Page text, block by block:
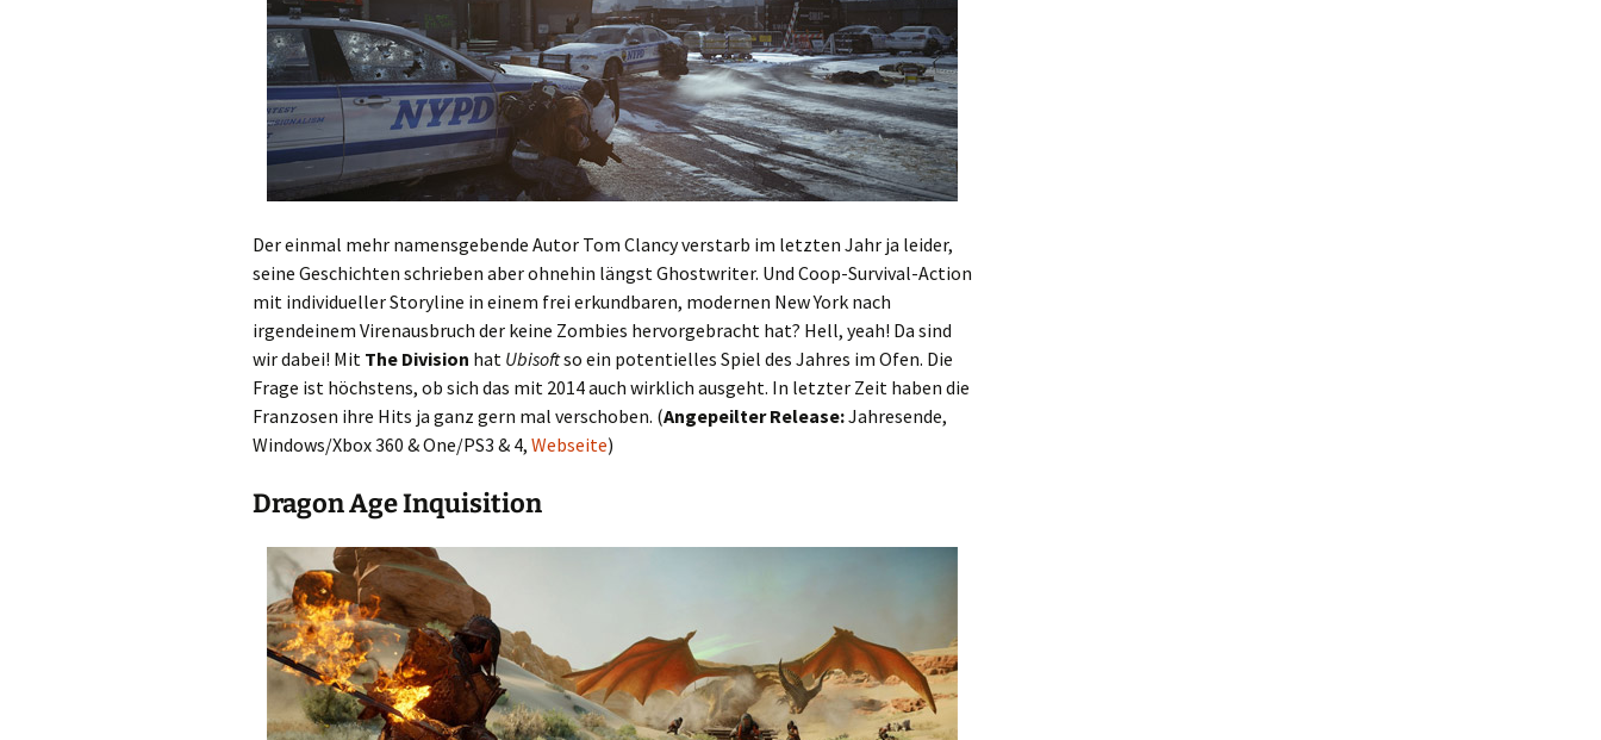
Der einmal mehr namensgebende Autor Tom Clancy verstarb im letzten Jahr ja leider,
seine Geschichten schrieben aber ohnehin längst Ghostwriter. Und Coop-Survival-Action
mit individueller Storyline in einem frei erkundbaren, modernen New York nach
irgendeinem Virenausbruch der keine Zombies hervorgebracht hat? Hell, yeah! Da sind
wir dabei! Mit The Division hat Ubisoftso ein potentielles Spiel des Jahres im Ofen. Die
Frage ist höchstens, ob sich das mit 2014 auch wirklich ausgeht. In letzter Zeit haben die
Franzosen ihre Hits ja ganz gern mal verschoben. (Angepeilter Release:Jahresende,
Windows/Xbox 360 & One/PS3 & 4, Webseite)
Dragon Age Inquisition